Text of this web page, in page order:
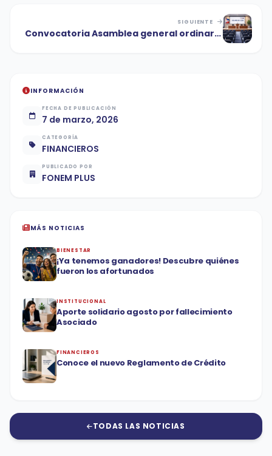
SIGUIENTE
Convocatoria Asamblea general ordinaria
INFORMACIÓN
FECHA DE PUBLICACIÓN
7 de marzo, 2026
CATEGORÍA
FINANCIEROS
PUBLICADO POR
FONEM PLUS
MÁS NOTICIAS
BIENESTAR
¡Ya tenemos ganadores! Descubre quiénes
fueron los afortunados
INSTITUCIONAL
Aporte solidario agosto por fallecimiento
Asociado
FINANCIEROS
Conoce el nuevo Reglamento de Crédito
TODAS LAS NOTICIAS